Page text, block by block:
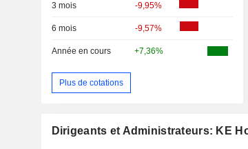
3 mois -9,95%
6 mois -9,57%
Année en cours +7,36%
Plus de cotations
Dirigeants et Administrateurs: KE